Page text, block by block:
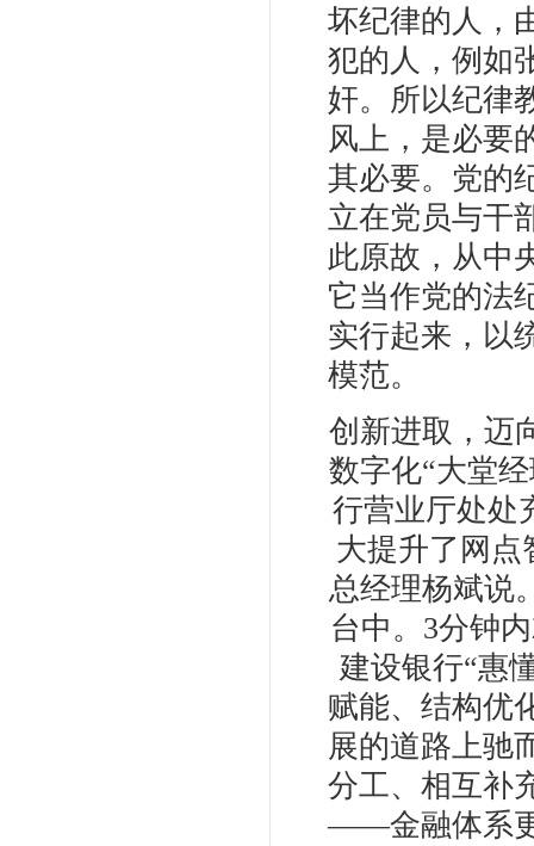
坏纪律的人，
犯的人，例如
奸。所以纪律
风上，是必要
其必要。党的
立在党员与干
此原故，从中
它当作党的法
实行起来，以
模范。
创新进取，
数字化“大堂
行营业厅处处
大提升了网点
总经理杨斌
台中。3分钟
建设银行“惠
赋能、结构优
展的道路上驰
分工、相互
——金融体系